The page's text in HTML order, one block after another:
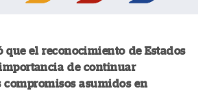
el reconocimiento de Estados
de continuar
asumidos en